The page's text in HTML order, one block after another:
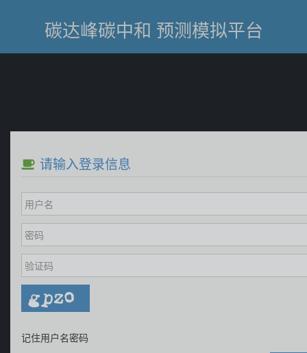
碳达峰碳中和 预测模拟平台
请输入登录信息
记住用户名密码